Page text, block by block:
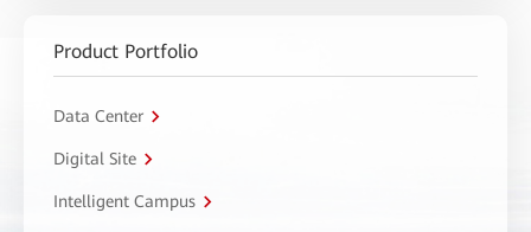
Product Portfolio
Data Center
Digital Site
Intelligent Campus